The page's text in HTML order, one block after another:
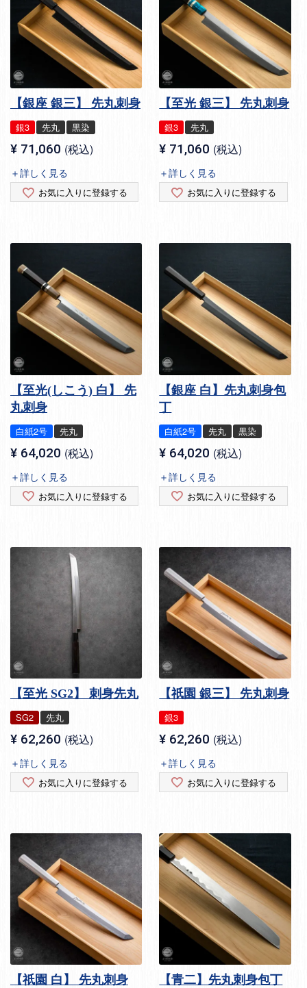
【銀座 銀三】 先丸刺身
銀3 先丸 黒染
¥ 71,060 税込
＋詳しく見る
お気に入りに登録する
【至光 銀三】 先丸刺身
銀3 先丸
¥ 71,060 税込
＋詳しく見る
お気に入りに登録する
【至光(しこう) 白】 先
丸刺身
白紙2号 先丸
¥ 64,020 税込
＋詳しく見る
お気に入りに登録する
【銀座 白】先丸刺身包
丁
白紙2号 先丸 黒染
¥ 64,020 税込
＋詳しく見る
お気に入りに登録する
【至光 SG2】 刺身先丸
SG2 先丸
¥ 62,260 税込
＋詳しく見る
お気に入りに登録する
【祇園 銀三】 先丸刺身
銀3
¥ 62,260 税込
＋詳しく見る
お気に入りに登録する
【祇園 白】 先丸刺身 【青二】先丸刺身包丁